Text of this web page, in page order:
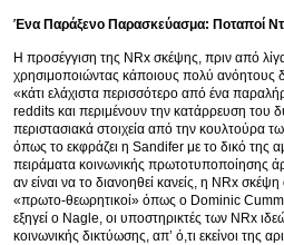
Ένα Παράξενο Παρασκεύασμα: Ποταποί
Η προσέγγιση της NRx σκέψης, πριν από
χρησιμοποιώντας κάποιους πολύ
«κάτι ελάχιστα περισσότερο από ένα
reddits και περιμένουν την κατάρρευση του
περιστασιακά στοιχεία από την κουλτούρα
όπως το εκφράζει η Sandifer με το δικό της
πειράματα κοινωνικής πρωτοτυποποίησης
αν είναι να το διανοηθεί κανείς, η NRx
«πρωτο-θεωρητικοί» όπως ο Dominic
εξηγεί ο Nagle, οι υποστηρικτές των NRx
κοινωνικής δικτύωσης, απ’ ό,τι εκείνοι της